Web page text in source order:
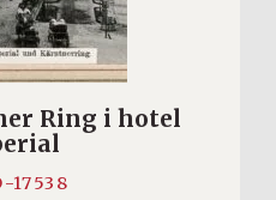
Ring i hotel